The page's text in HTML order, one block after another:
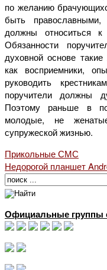
по желанию
быть
должны относиться к
Обязанности
духовной основе
как восприемники,
руководить
поручители должны
Поэтому раньше в
молодые, не
супружеской жизнью.
Прикольные СМС
Недорогой планшет
Официальные группы